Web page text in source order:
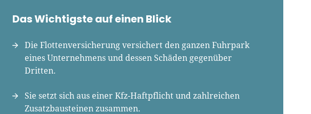
Seit 2010 ist René als Gründer von
Für-Gründer.de Teil der deutschen
Gründerlandschaft. Seine Mission:
Gründerinnen und Gründern
Insights an die Hand zu geben. Das
tut er als Chefredakteur, Podcast-
Das Wichtigste auf einen Blick
Die Flottenversicherung versichert den ganzen Fuhrpark
eines Unternehmens und dessen Schäden gegenüber
Dritten.
Sie setzt sich aus einer Kfz-Haftpflicht und zahlreichen
Zusatzbausteinen zusammen.